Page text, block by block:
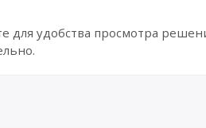
удобства просмотра